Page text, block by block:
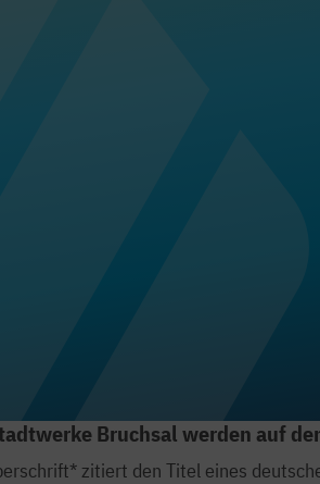
Bruchsal werden auf
zitiert den Titel eines